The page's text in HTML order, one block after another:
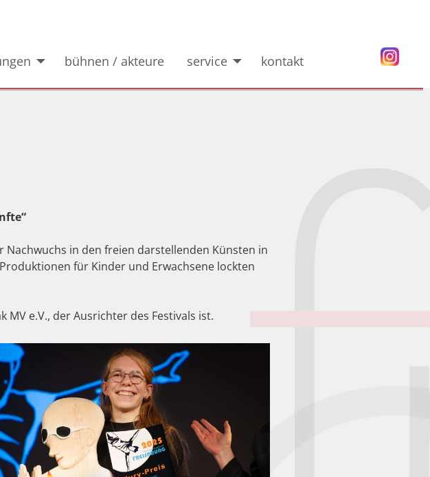
bühnen / akteure service kontakt
Nachwuchs in den freien darstellenden Künsten in
für Kinder und Erwachsene lockten
e.V., der Ausrichter des Festivals ist.